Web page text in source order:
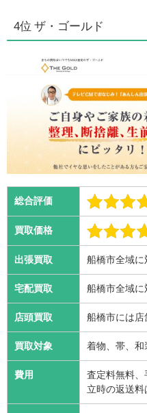
4位 ザ・ゴールド
総合評価
買取価格
出張買取 船橋市全域に
宅配買取 船橋市全域に
店頭買取 船橋市には店
買取対象 着物、帯、和
費用
査定料無料、
立時の返送料